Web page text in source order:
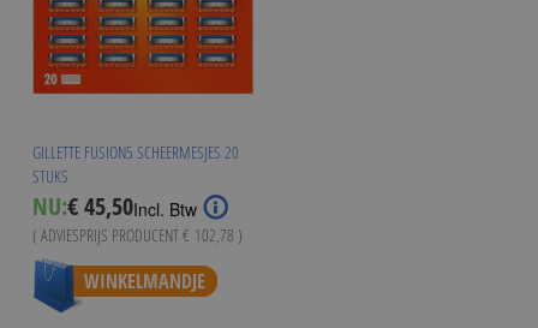
GILLETTE FUSION5 SCHEERMESJES 20
STUKS
NU:€ 45,50Incl. Btw
( ADVIESPRIJS PRODUCENT€ 102,78 )
WINKELMANDJE